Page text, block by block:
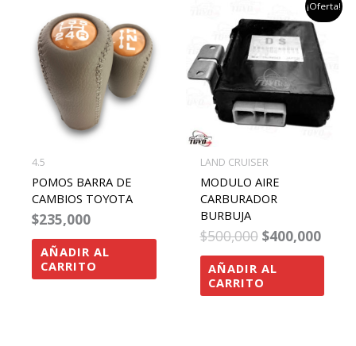
4.5
POMOS BARRA DE
CAMBIOS TOYOTA
$235,000
AÑADIR AL
CARRITO
¡Oferta!
LAND CRUISER
MODULO AIRE
CARBURADOR
BURBUJA
$500,000
original
era:
$500,000.
$400,000
es:
AÑADIR AL
CARRITO